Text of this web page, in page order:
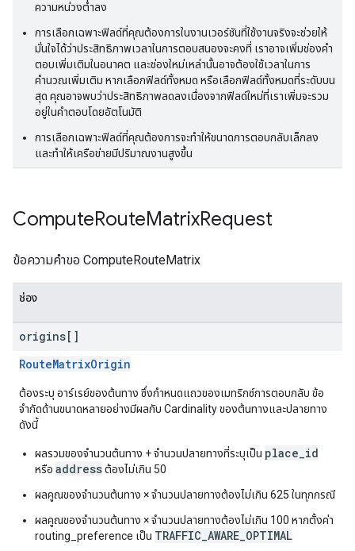
ความหน่วงต่ำลง
การเลือกเฉพาะฟิลด์ที่คุณต้องการในงานเวอร์ชันที่ใช้งานจริงจะช่วยให้
มั่นใจได้ว่าประสิทธิภาพเวลาในการตอบสนองจะคงที่ เราอาจเพิ่มช่องคำ
ตอบเพิ่มเติมในอนาคต และช่องใหม่เหล่านั้นอาจต้องใช้เวลาในการ
คำนวณเพิ่มเติม หากเลือกฟิลด์ทั้งหมด หรือเลือกฟิลด์ทั้งหมดที่ระดับบน
สุด คุณอาจพบว่าประสิทธิภาพลดลงเนื่องจากฟิลด์ใหม่ที่เราเพิ่มจะรวม
อยู่ในคำตอบโดยอัตโนมัติ
การเลือกเฉพาะฟิลด์ที่คุณต้องการจะทำให้ขนาดการตอบกลับเล็กลง
และทำให้เครือข่ายมีปริมาณงานสูงขึ้น
ComputeRouteMatrixRequest
ข้อความคำขอ ComputeRouteMatrix
ช่อง
origins[]
RouteMatrixOrigin
ต้องระบุ อาร์เรย์ของต้นทาง ซึ่งกำหนดแถวของเมทริกซ์การตอบกลับ ข้อ
จำกัดด้านขนาดหลายอย่างมีผลกับ Cardinality ของต้นทางและปลายทาง
ดังนี้
ผลรวมของจำนวนต้นทาง + จำนวนปลายทางที่ระบุเป็น place_id
หรือ addressต้องไม่เกิน 50
ผลคูณของจำนวนต้นทาง × จำนวนปลายทางต้องไม่เกิน 625 ในทุกกรณี
ผลคูณของจำนวนต้นทาง × จำนวนปลายทางต้องไม่เกิน 100 หากตั้งค่า
routing_preference เป็น TRAFFIC_AWARE_OPTIMAL